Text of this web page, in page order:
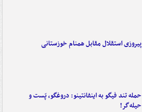
پیروزی استقلال مقابل همنام خوزستانی
حمله تند فیگو به اینفانتینو: دروغگو، پَست‌ و
حیله‌گر!